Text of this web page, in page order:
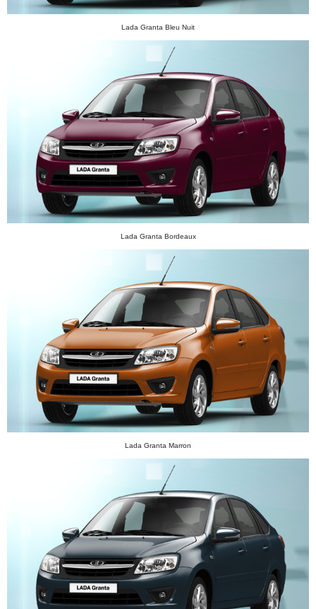
Lada Granta Bleu Nuit
Lada Granta Bordeaux
Lada Granta Marron